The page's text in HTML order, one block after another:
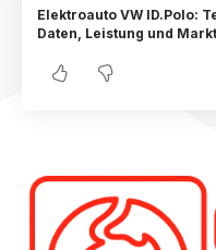
Elektroauto VW ID.Polo:
Daten, Leistung und